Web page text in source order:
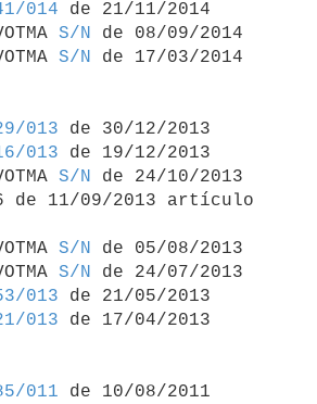
014 de 21/11/2014
S/N
de 08/09/2014
S/N de 17/03/2014
013 de 30/12/2013
013 de 19/12/2013
S/N
de 24/10/2013
S/N
de 05/08/2013
S/N
de 24/07/2013
013 de 21/05/2013
013 de 17/04/2013
011 de 10/08/2011